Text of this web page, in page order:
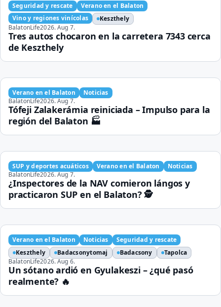
Seguridad y rescate
Verano en el Balaton
Vino y regiones vinícolas
Keszthely
BalatonLife2026. Aug 7.
Tres autos chocaron en la carretera 7343 cerca
de Keszthely
Verano en el Balaton
Noticias
BalatonLife2026. Aug 7.
Tófeji Zalakerámia reiniciada – Impulso para la
región del Balaton 🏭
SUP y deportes acuáticos Verano en el Balaton
Noticias
BalatonLife2026. Aug 7.
¿Inspectores de la NAV comieron lángos y
practicaron SUP en el Balaton? 🕵️
Verano en el Balaton Noticias
Seguridad y rescate
Keszthely
Badacsonytomaj Badacsony
Tapolca
BalatonLife2026. Aug 6.
Un sótano ardió en Gyulakeszi – ¿qué pasó
realmente? 🔥